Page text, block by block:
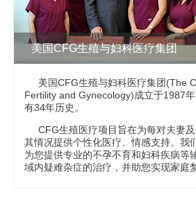
美国CFG生殖与妇科医疗集团
美国CFG生殖与妇科医疗集团(The
Fertility and Gynecology)成立于1987
有34年历史。
CFG生殖医疗项目旨在为每对夫妻
其情况提供个性化医疗、情感支持。我
为您提供专业的不孕不育和妇科疾病等
域内疑难杂症的治疗，并助您实现家庭